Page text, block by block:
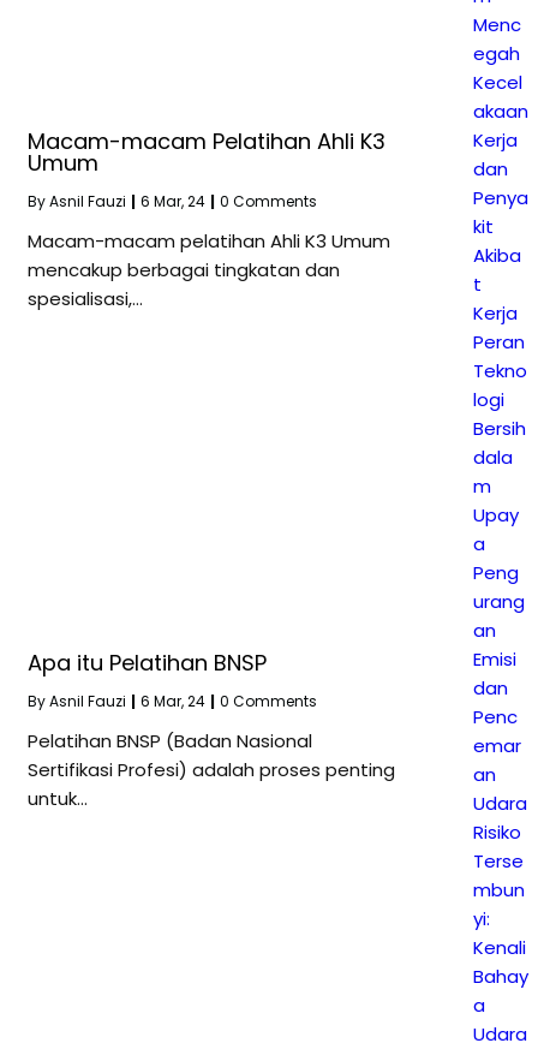
Macam-macam Pelatihan Ahli K3
Umum
ByAsnil Fauzi | 6 Mar, 24 | 0 Comments
Macam-macam pelatihan Ahli K3 Umum
mencakup berbagai tingkatan dan
spesialisasi,…
Apa itu Pelatihan BNSP
ByAsnil Fauzi | 6 Mar, 24 | 0 Comments
Pelatihan BNSP (Badan Nasional
Sertifikasi Profesi) adalah proses penting
untuk…
Menc
egah
Kecel
akaan
Kerja
dan
Penya
kit
Akiba
t
Kerja
Peran
Tekno
logi
Bersih
dala
m
Upay
a
Peng
urang
an
Emisi
dan
Penc
emar
an
Udara
Risiko
Terse
mbun
yi:
Kenali
Bahay
a
Udara